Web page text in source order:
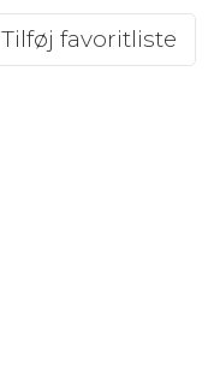
Tilføj favoritliste